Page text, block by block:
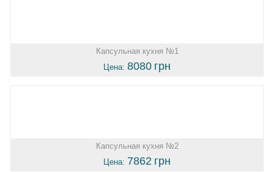
Капсульная кухня №1
Цена: 8080 грн
Капсульная кухня №2
Цена: 7862 грн